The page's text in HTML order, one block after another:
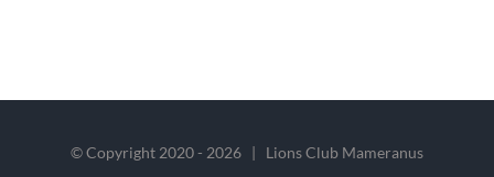
© Copyright 2020 - 2026 | Lions Club Mameranus